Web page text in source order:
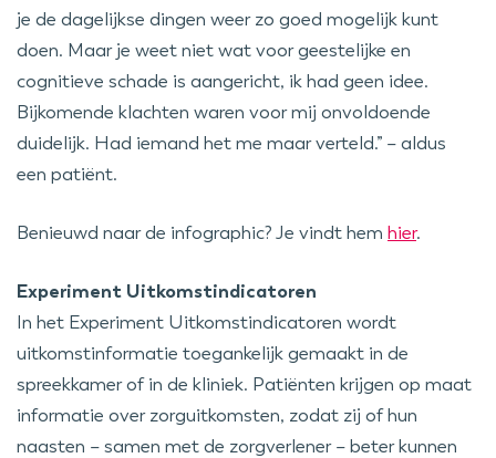
je de dagelijkse dingen weer zo goed mogelijk kunt
doen. Maar je weet niet wat voor geestelijke en
cognitieve schade is aangericht, ik had geen idee.
Bijkomende klachten waren voor mij onvoldoende
duidelijk. Had iemand het me maar verteld.” – aldus
een patiënt.
Benieuwd naar de infographic? Je vindt hem hier.
Experiment Uitkomstindicatoren
In het Experiment Uitkomstindicatoren wordt
uitkomstinformatie toegankelijk gemaakt in de
spreekkamer of in de kliniek. Patiënten krijgen op maat
informatie over zorguitkomsten, zodat zij of hun
naasten – samen met de zorgverlener – beter kunnen